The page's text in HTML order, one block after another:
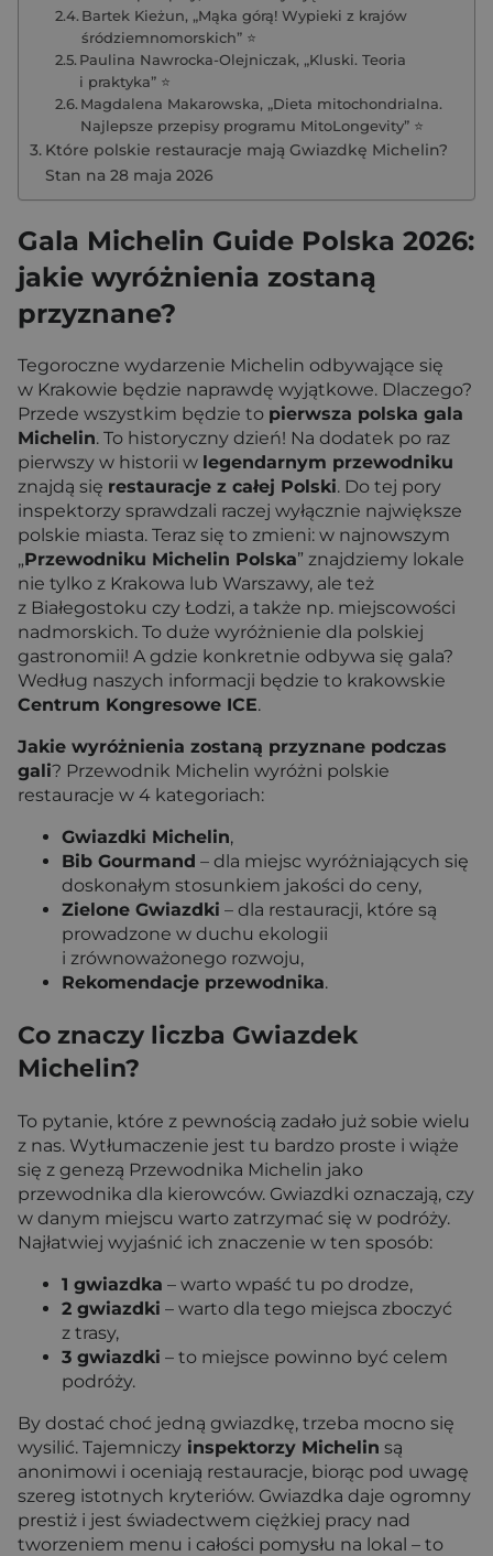
Bartek Kieżun, „Mąka górą! Wypieki z krajów
śródziemnomorskich” ⭐
Paulina Nawrocka-Olejniczak, „Kluski. Teoria
i praktyka” ⭐
Magdalena Makarowska, „Dieta mitochondrialna.
Najlepsze przepisy programu MitoLongevity” ⭐
Które polskie restauracje mają Gwiazdkę Michelin?
Stan na 28 maja 2026
Gala Michelin Guide Polska 2026:
jakie wyróżnienia zostaną
przyznane?
Tegoroczne wydarzenie Michelin odbywające się
w Krakowie będzie naprawdę wyjątkowe. Dlaczego?
Przede wszystkim będzie to pierwsza polska gala
Michelin. To historyczny dzień! Na dodatek po raz
pierwszy w historii w legendarnym przewodniku
znajdą się restauracje z całej Polski. Do tej pory
inspektorzy sprawdzali raczej wyłącznie największe
polskie miasta. Teraz się to zmieni: w najnowszym
„Przewodniku Michelin Polska” znajdziemy lokale
nie tylko z Krakowa lub Warszawy, ale też
z Białegostoku czy Łodzi, a także np. miejscowości
nadmorskich. To duże wyróżnienie dla polskiej
gastronomii! A gdzie konkretnie odbywa się gala?
Według naszych informacji będzie to krakowskie
Centrum Kongresowe ICE.
Jakie wyróżnienia zostaną przyznane podczas
gali? Przewodnik Michelin wyróżni polskie
restauracje w 4 kategoriach:
Gwiazdki Michelin,
Bib Gourmand – dla miejsc wyróżniających się
doskonałym stosunkiem jakości do ceny,
Zielone Gwiazdki – dla restauracji, które są
prowadzone w duchu ekologii
i zrównoważonego rozwoju,
Rekomendacje przewodnika.
Co znaczy liczba Gwiazdek
Michelin?
To pytanie, które z pewnością zadało już sobie wielu
z nas. Wytłumaczenie jest tu bardzo proste i wiąże
się z genezą Przewodnika Michelin jako
przewodnika dla kierowców. Gwiazdki oznaczają, czy
w danym miejscu warto zatrzymać się w podróży.
Najłatwiej wyjaśnić ich znaczenie w ten sposób:
1 gwiazdka – warto wpaść tu po drodze,
2 gwiazdki – warto dla tego miejsca zboczyć
z trasy,
3 gwiazdki – to miejsce powinno być celem
podróży.
By dostać choć jedną gwiazdkę, trzeba mocno się
wysilić. Tajemniczy inspektorzy Michelin są
anonimowi i oceniają restauracje, biorąc pod uwagę
szereg istotnych kryteriów. Gwiazdka daje ogromny
prestiż i jest świadectwem ciężkiej pracy nad
tworzeniem menu i całości pomysłu na lokal – to